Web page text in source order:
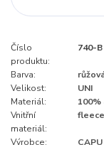
Číslo
produktu:
740-B
Barva:
Velikost:
UNI
Materiál:
Vnitřní
materiál:
fleece
Výrobce: